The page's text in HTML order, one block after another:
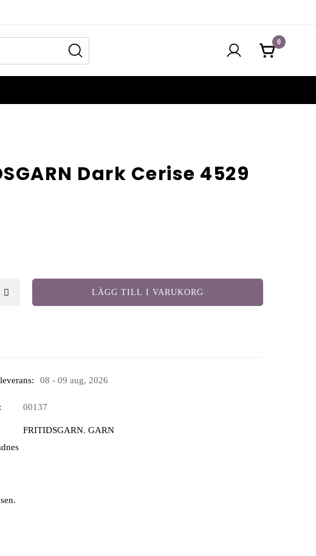
0
Dark Cerise 4529
LÄGG TILL I VARUKORG
08 - 09 aug, 2026
00137
FRITIDSGARN, GARN